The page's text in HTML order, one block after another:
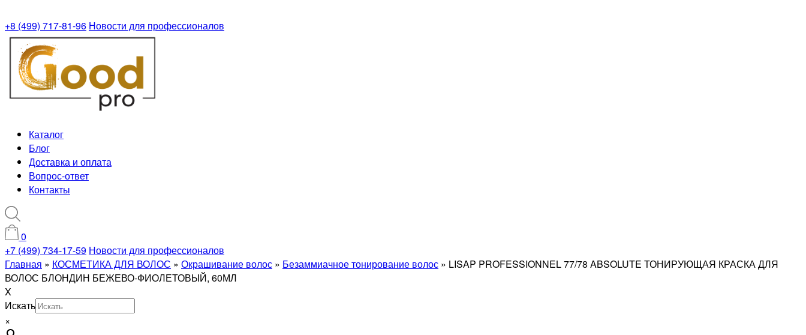
+8 (499) 717-81-96 Новости для профессионалов
Каталог
Блог
Доставка и оплата
Вопрос-ответ
Контакты
0
+7 (499) 734-17-59 Новости для профессионалов
Главная » КОСМЕТИКА ДЛЯ ВОЛОС » Окрашивание волос » Безаммиачное тонирование волос » LISAP PROFESSIONNEL 77/78 ABSOLUTE ТОНИРУЮЩАЯ КРАСКА ДЛЯ
ВОЛОС БЛОНДИН БЕЖЕВО-ФИОЛЕТОВЫЙ, 60МЛ
X
Искать
×